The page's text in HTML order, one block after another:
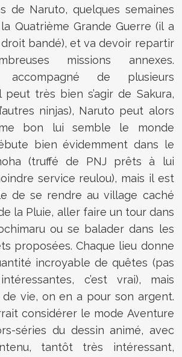
de Naruto, quelques semaines
Quatrième Grande Guerre (il a
bandé), et va devoir repartir
missions annexes.
accompagné de plusieurs
peut très bien s’agir de Sakura,
ninjas), Naruto peut alors
bon lui semble le monde
bien évidemment dans le
(truffé de PNJ prêts à lui
service reulou), mais il est
de se rendre au village caché
la Pluie, aller faire un tour dans
ou se balader dans les
proposées. Chaque lieu donne
incroyable de quêtes (pas
c’est vrai), mais
vie, on en a pour son argent.
considérer le mode Aventure
séries du dessin animé, avec
tantôt très intéressant,